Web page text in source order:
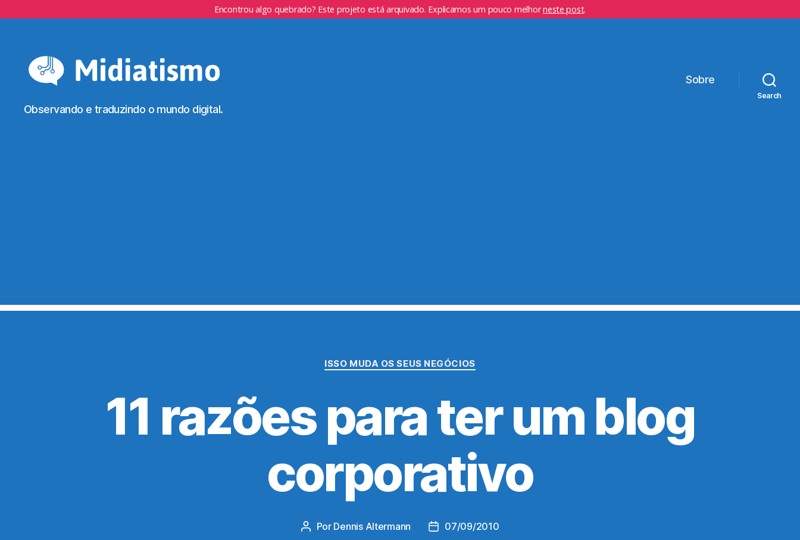
Encontrou algo quebrado? Este projeto está arquivado. Explicamos um pouco melhorneste post.
Observando e traduzindo o mundo digital.
Sobre
Search
Categorias
ISSO MUDA OS SEUS NEGÓCIOS
11 razões para ter um blog
corporativo
Autor
Por Dennis Altermann
Data07/09/2010